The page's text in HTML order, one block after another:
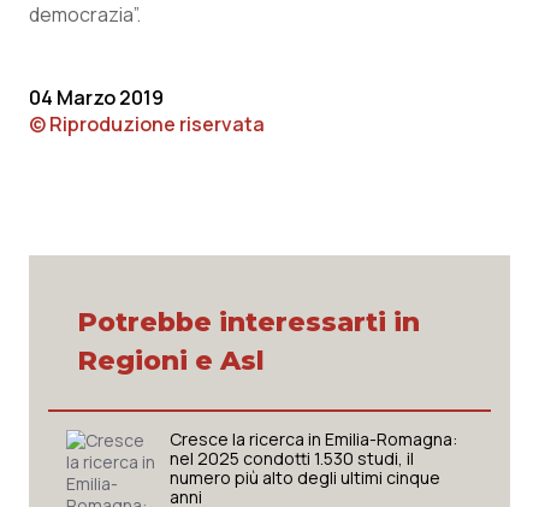
Oncologia & Nutrizione
Quotidiano Oncologia
Quotidiano Pediatria
Rene & patologie urogenitali
democrazia”.
04 Marzo 2019
© Riproduzione riservata
Potrebbe interessarti in
Regioni e Asl
Cresce la ricerca in Emilia-Romagna:
nel 2025 condotti 1.530 studi, il
numero più alto degli ultimi cinque
anni